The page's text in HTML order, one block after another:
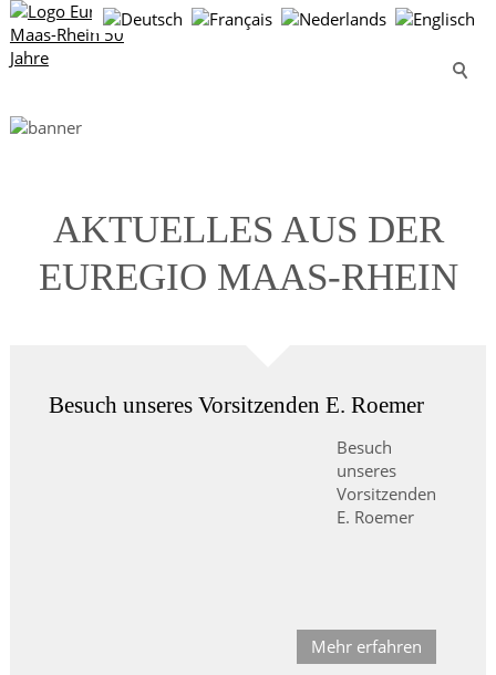
AKTUELLES AUS DER
EUREGIO MAAS-RHEIN
Besuch unseres Vorsitzenden E. Roemer
Besuch
unseres
Vorsitzenden
E. Roemer
Mehr erfahren